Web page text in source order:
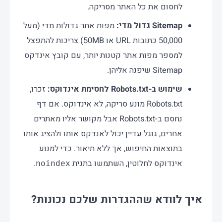
לחסום את כל האתר מסריקה.
Sitemap גדול מדי:
מפות אתר גדולות מדי (מעל
50,000 כתובות URL או 50MB) צריכות להתפצל
למספר מפות אתר קטנות יותר, עם קובץ אינדקס
Sitemap שיפנה אליהן.
שימוש ב-Robots.txt לחסימת אינדוקס:
זכרו,
Robots.txt מונע סריקה, לא אינדוקס. אם דף
נחסם ב-Robots.txt אבל מקושר אליו מאתרים
אחרים, גוגל עדיין יכול לאנדקס אותו ולהציג אותו
בתוצאות החיפוש, אך ללא תיאור. כדי למנוע
אינדוקס לחלוטין, השתמשו בתגיתnoindex
.
איך לוודא שההגדרות שלכם נכונות?